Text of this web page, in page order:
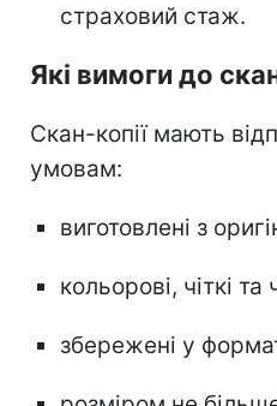
страховий стаж.
Які вимоги до
Скан-копії мають
умовам:
виготовлені з
кольорові, чіткі та
збережені у